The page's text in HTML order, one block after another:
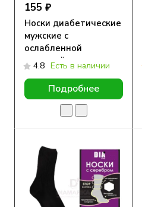
155 ₽
Носки диабетические
мужские с
ослабленной
резинкой утепленные
черные 1С33
Юстатекс
4.8 Есть в наличии
Подробнее